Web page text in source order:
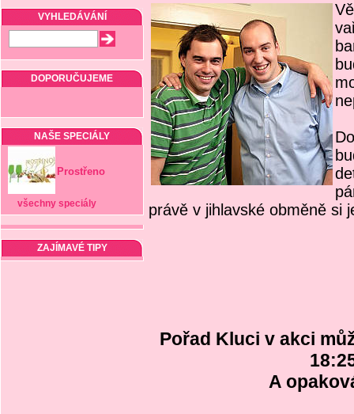
VYHLEDÁVÁNÍ
DOPORUČUJEME
NAŠE SPECIÁLY
Prostřeno
všechny speciály
ZAJÍMAVÉ TIPY
právě v jihlavské obměně si
Pořad Kluci v akci
A